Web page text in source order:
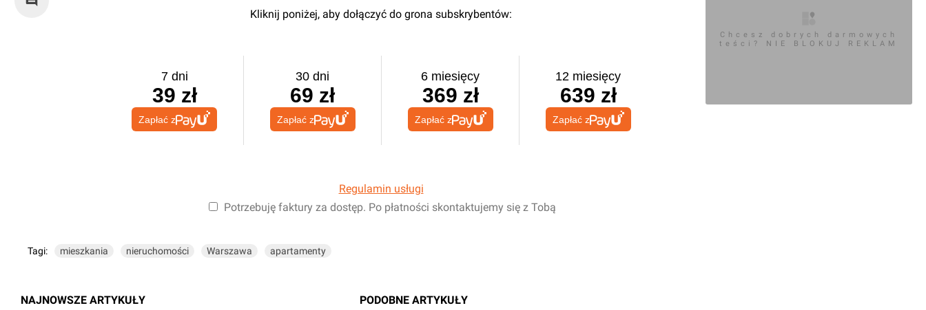
Kliknij poniżej, aby dołączyć do grona subskrybentów:
7 dni
39 zł
Zapłać z
30 dni
69 zł
Zapłać z
6 miesięcy
369 zł
Zapłać z
12 miesięcy
639 zł
Zapłać z
Regulamin usługi
Potrzebuję faktury za dostęp. Po płatności skontaktujemy się z Tobą
Tagi: mieszkania nieruchomości Warszawa apartamenty
NAJNOWSZE ARTYKUŁY PODOBNE ARTYKUŁY
Chcesz dobrych darmowych
teści? NIE BLOKUJ REKLAM